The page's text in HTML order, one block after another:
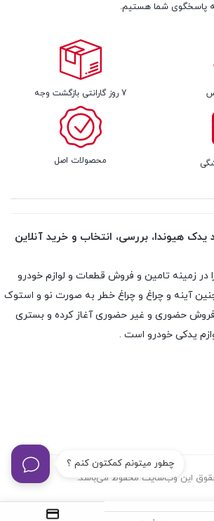
چطور میتونم کمکتون کنم ؟
7 روز گارانتی بازگشت وجه
محصولات اصل
یدک هیوندا، بررسی، انتخاب و خرید آنلاین
در زمینه تامین و فروش قطعات و لوازم خودرو
آینه و چراغ و چراغ خطر به صورت نو و استوک
به صورت فروش حضوری و غیر حضوری آغاز کرده و بستری
یدکی خودرو است .
این وب‌سایت محفوظ می‌باشد.